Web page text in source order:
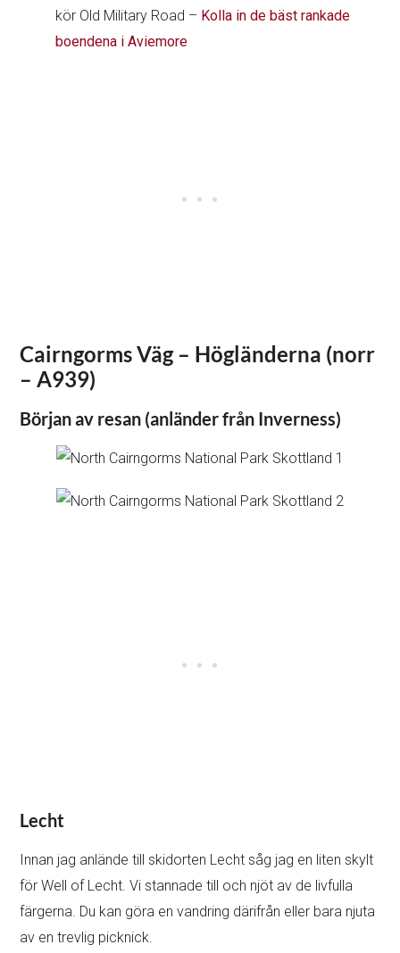
kör Old Military Road – Kolla in de bäst rankade
boendena i Aviemore
Cairngorms Väg – Högländerna (norr
– A939)
Början av resan (anländer från Inverness)
Lecht
Innan jag anlände till skidorten Lecht såg jag en liten skylt
för Well of Lecht. Vi stannade till och njöt av de livfulla
färgerna. Du kan göra en vandring därifrån eller bara njuta
av en trevlig picknick.